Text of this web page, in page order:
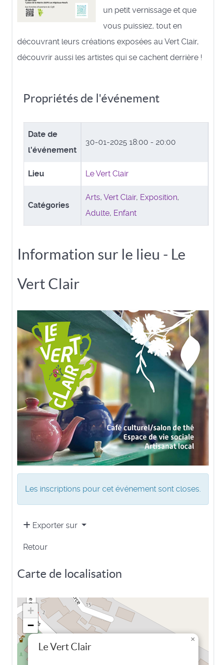
un petit vernissage et que
vous puissiez, tout en
découvrant leurs créations exposées au Vert Clair,
découvrir aussi les artistes qui se cachent derrière !
Propriétés de l'événement
Date de
l'événement
30-01-2025 18:00 - 20:00
Lieu Le Vert Clair
Catégories
Arts, Vert Clair, Exposition,
Adulte, Enfant
Information sur le lieu - Le
Vert Clair
Les inscriptions pour cet événement sont closes.
Exporter sur
Retour
Carte de localisation
Le Vert Clair
×
+
−